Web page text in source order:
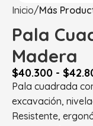
Inicio Más
Pala
Madera
$40.300 - $
Pala cuadrada
excavación,
Resistente,